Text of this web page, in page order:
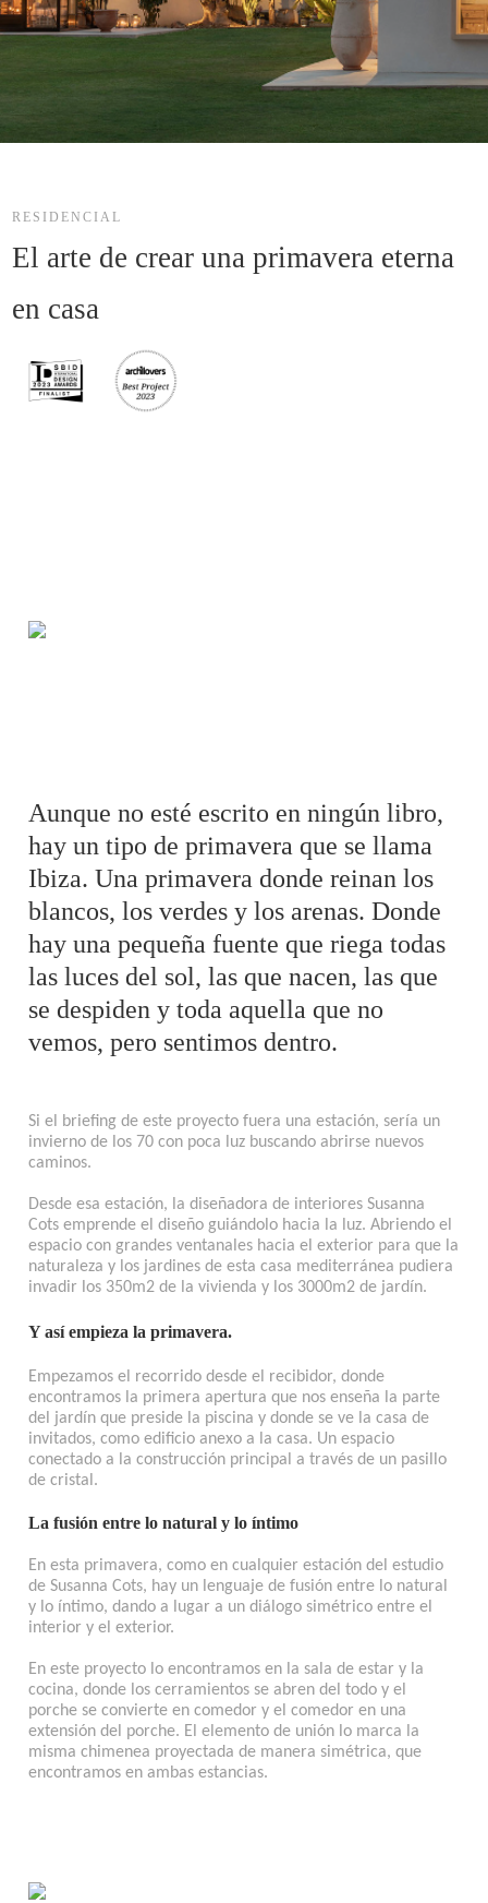
RESIDENCIAL
El arte de crear una primavera eterna
en casa
Aunque no esté escrito en ningún libro,
hay un tipo de primavera que se llama
Ibiza. Una primavera donde reinan los
blancos, los verdes y los arenas. Donde
hay una pequeña fuente que riega todas
las luces del sol, las que nacen, las que
se despiden y toda aquella que no
vemos, pero sentimos dentro.
Si el briefing de este proyecto fuera una estación, sería un
invierno de los 70 con poca luz buscando abrirse nuevos
caminos.
Desde esa estación, la diseñadora de interiores Susanna
Cots emprende el diseño guiándolo hacia la luz. Abriendo el
espacio con grandes ventanales hacia el exterior para que la
naturaleza y los jardines de esta casa mediterránea pudiera
invadir los 350m2 de la vivienda y los 3000m2 de jardín.
Y así empieza la primavera.
Empezamos el recorrido desde el recibidor, donde
encontramos la primera apertura que nos enseña la parte
del jardín que preside la piscina y donde se ve la casa de
invitados, como edificio anexo a la casa. Un espacio
conectado a la construcción principal a través de un pasillo
de cristal.
La fusión entre lo natural y lo íntimo
En esta primavera, como en cualquier estación del estudio
de Susanna Cots, hay un lenguaje de fusión entre lo natural
y lo íntimo, dando a lugar a un diálogo simétrico entre el
interior y el exterior.
En este proyecto lo encontramos en la sala de estar y la
cocina, donde los cerramientos se abren del todo y el
porche se convierte en comedor y el comedor en una
extensión del porche. El elemento de unión lo marca la
misma chimenea proyectada de manera simétrica, que
encontramos en ambas estancias.